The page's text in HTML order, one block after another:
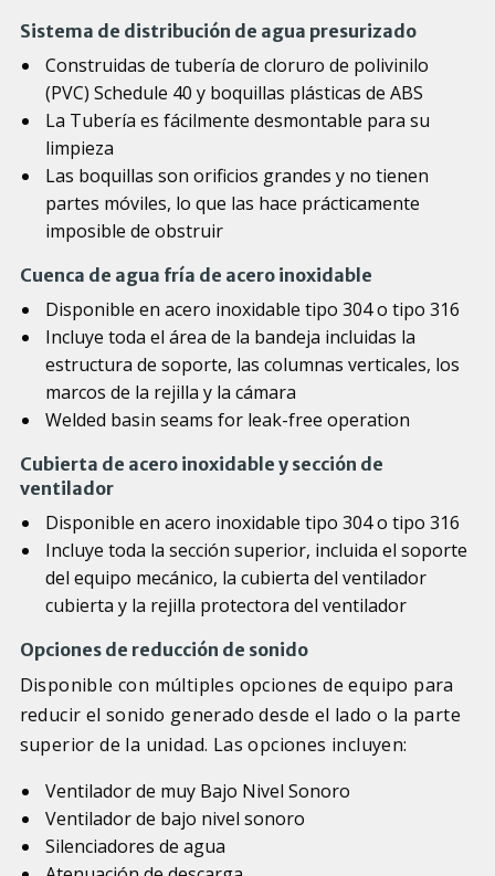
Sistema de distribución de agua presurizado
Construidas de tubería de cloruro de polivinilo
(PVC) Schedule 40 y boquillas plásticas de ABS
La Tubería es fácilmente desmontable para su
limpieza
Las boquillas son orificios grandes y no tienen
partes móviles, lo que las hace prácticamente
imposible de obstruir
Cuenca de agua fría de acero inoxidable
Disponible en acero inoxidable tipo 304 o tipo 316
Incluye toda el área de la bandeja incluidas la
estructura de soporte, las columnas verticales, los
marcos de la rejilla y la cámara
Welded basin seams for leak-free operation
Cubierta de acero inoxidable y sección de
ventilador
Disponible en acero inoxidable tipo 304 o tipo 316
Incluye toda la sección superior, incluida el soporte
del equipo mecánico, la cubierta del ventilador
cubierta y la rejilla protectora del ventilador
Opciones de reducción de sonido
Disponible con múltiples opciones de equipo para
reducir el sonido generado desde el lado o la parte
superior de la unidad. Las opciones incluyen:
Ventilador de muy Bajo Nivel Sonoro
Ventilador de bajo nivel sonoro
Silenciadores de agua